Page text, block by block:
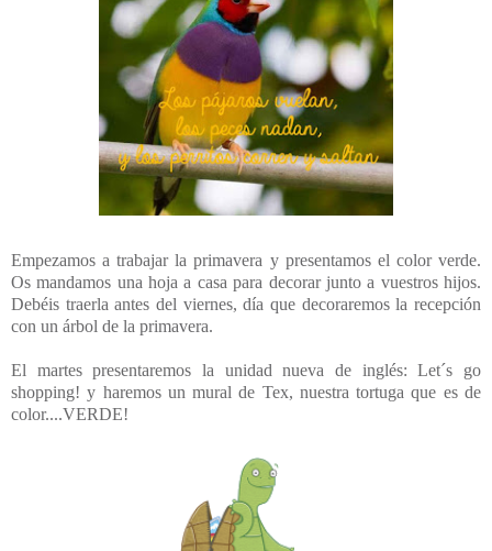
Empezamos a trabajar la primavera y presentamos el color verde.
Os mandamos una hoja a casa para decorar junto a vuestros hijos.
Debéis traerla antes del viernes, día que decoraremos la recepción
con un árbol de la primavera.
El martes presentaremos la unidad nueva de inglés: Let´s go
shopping! y haremos un mural de Tex, nuestra tortuga que es de
color....VERDE!